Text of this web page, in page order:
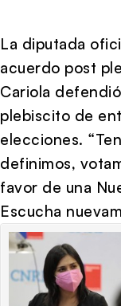
La diputada
acuerdo post
Cariola
plebiscito de
elecciones.
definimos,
favor de una
Escucha